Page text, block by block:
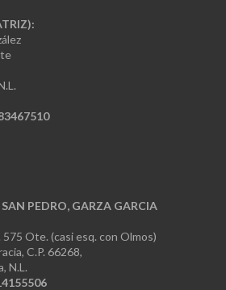
PEDRO, GARZA GARCIA
575 Ote. (casi esq. con Olmos)
C.P. 66268,
N.L.